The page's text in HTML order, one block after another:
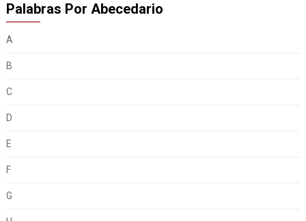
Palabras Por Abecedario
A
B
C
D
E
F
G